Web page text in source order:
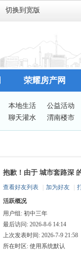
切换到宽版
荣耀房产网
本地生活 公益活动
聊天灌水 渭南楼市
志愿服务 有问必答
抱歉！由于 城市套路深
查看好友列表 加为好友
活跃概况
用户组: 初中三年
最后访问: 2026-8-6 14:14
上次发表时间: 2026-7-9 21:58
所在时区: 使用系统默认